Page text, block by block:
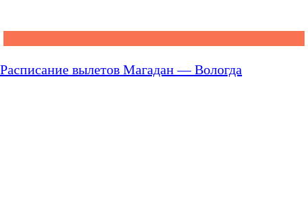
Расписание вылетов Магадан — Вологда